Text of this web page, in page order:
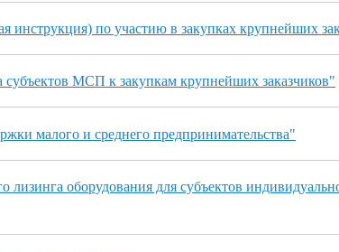
инструкция) по участию в закупках крупнейших
МСП к закупкам крупнейших заказчиков"
малого и среднего предпринимательства"
лизинга оборудования для субъектов